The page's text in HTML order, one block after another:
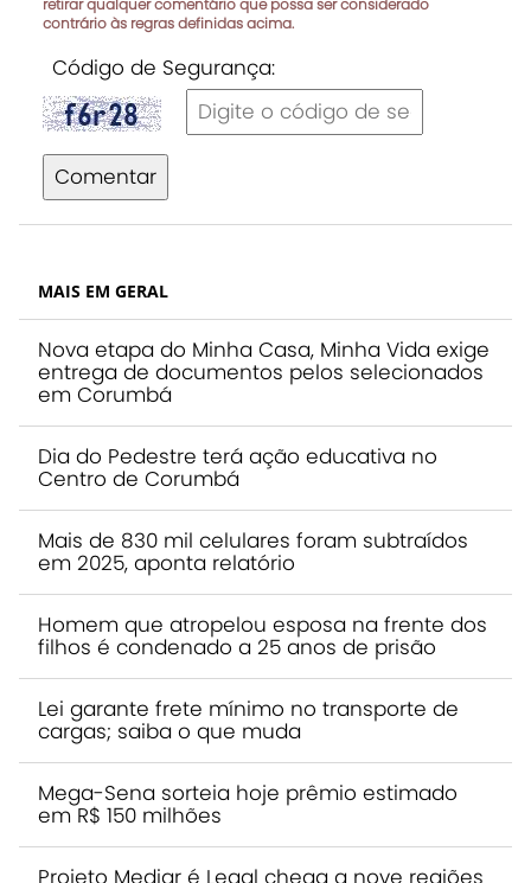
retirar qualquer comentário que possa ser considerado
contrário às regras definidas acima.
Código de Segurança:
Comentar
MAIS EM GERAL
Nova etapa do Minha Casa, Minha Vida exige
entrega de documentos pelos selecionados
em Corumbá
Dia do Pedestre terá ação educativa no
Centro de Corumbá
Mais de 830 mil celulares foram subtraídos
em 2025, aponta relatório
Homem que atropelou esposa na frente dos
filhos é condenado a 25 anos de prisão
Lei garante frete mínimo no transporte de
cargas; saiba o que muda
Mega-Sena sorteia hoje prêmio estimado
em R$ 150 milhões